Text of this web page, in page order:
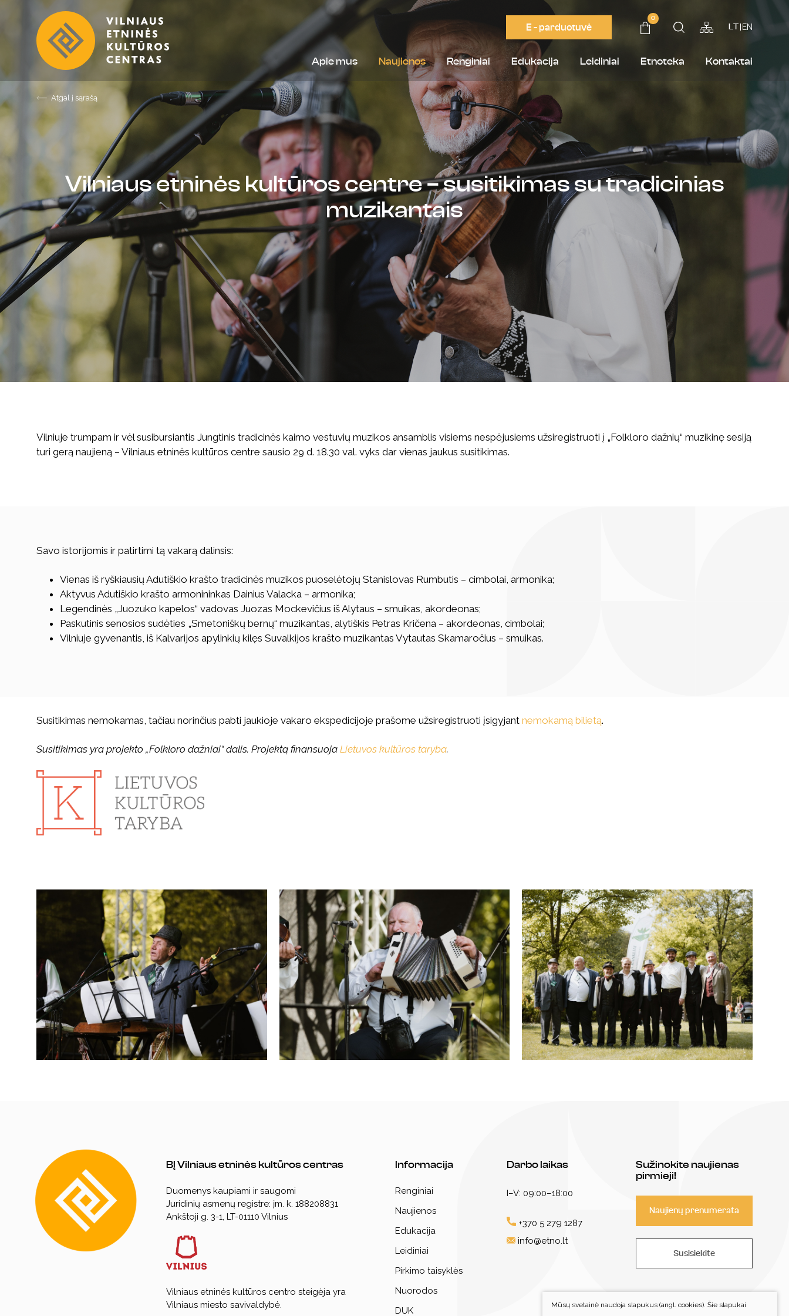
E - parduotuvė
0
LT EN
Apie mus Naujienos Renginiai Edukacija Leidiniai Etnoteka Kontaktai
Atgal į sąrašą
Vilniaus etninės kultūros centre – susitikimas su tradicinias
muzikantais
Vilniuje trumpam ir vėl susibursiantis Jungtinis tradicinės kaimo vestuvių muzikos ansamblis visiems nespėjusiems užsiregistruoti į „Folkloro dažnių“ muzikinę sesiją
turi gerą naujieną – Vilniaus etninės kultūros centre sausio 29 d. 18.30 val. vyks dar vienas jaukus susitikimas.
Savo istorijomis ir patirtimi tą vakarą dalinsis:
Vienas iš ryškiausių Adutiškio krašto tradicinės muzikos puoselėtojų Stanislovas Rumbutis – cimbolai, armonika;
Aktyvus Adutiškio krašto armonininkas Dainius Valacka – armonika;
Legendinės „Juozuko kapelos“ vadovas Juozas Mockevičius iš Alytaus – smuikas, akordeonas;
Paskutinis senosios sudėties „Smetoniškų bernų“ muzikantas, alytiškis Petras Kričena – akordeonas, cimbolai;
Vilniuje gyvenantis, iš Kalvarijos apylinkių kilęs Suvalkijos krašto muzikantas Vytautas Skamaročius – smuikas.
Susitikimas nemokamas, tačiau norinčius pabti jaukioje vakaro ekspedicijoje prašome užsiregistruoti įsigyjant nemokamą bilietą.
Susitikimas yra projekto „Folkloro dažniai“ dalis. Projektą finansuoja Lietuvos kultūros taryba.
BĮ Vilniaus etninės kultūros centras
Duomenys kaupiami ir saugomi
Juridinių asmenų registre: įm. k. 188208831
Ankštoji g. 3-1, LT-01110 Vilnius
Vilniaus etninės kultūros centro steigėja yra
Vilniaus miesto savivaldybė.
Informacija
Renginiai
Naujienos
Edukacija
Leidiniai
Pirkimo taisyklės
Nuorodos
DUK
Darbo laikas
I–V: 09:00–18:00
+370 5 279 1287
info@etno.lt
Sužinokite naujienas
pirmieji!
Naujienų prenumerata
Susisiekite
Mūsų svetainė naudoja slapukus (angl. cookies). Šie slapukai